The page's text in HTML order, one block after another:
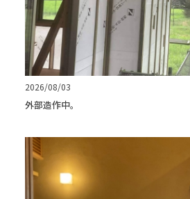
2026/08/03
外部造作中。